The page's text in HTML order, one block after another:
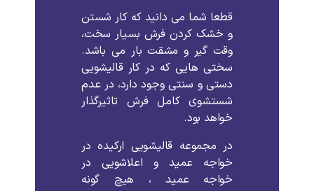
قطعا شما می دانید که کار شستن
و خشک کردن فرش بسیار سخت،
وقت گیر و مشقت بار می باشد.
سختی هایی که در کار قالیشویی
دستی و سنتی وجود دارد، در عدم
شستشوی کامل فرش تاثیرگذار
خواهد بود.
در مجموعه قالیشویی ارکیده در
خواجه عمید
و اعلاشویی
در
خواجه عمید
، هیچ
گونه